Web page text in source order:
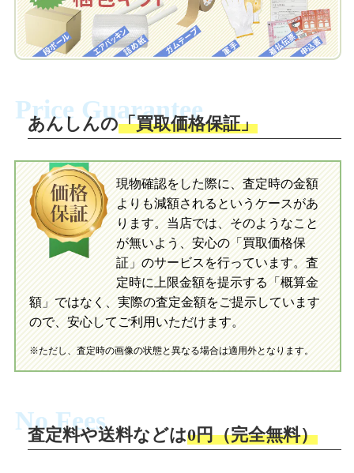
ブライス CWC限定 マラベルメロディ/ネオブライス ベリーヴィ
ッキー/ネオブライス CWC限定シンプリータンプティタンプ/ネオ
ブライス ボヘミアンピース/ネオブライス ニッキーラッド/ネオブ
ル キスミートゥルー/ネオブライス CWC限定 ラブアンドモア/ネ
オブライス CWC限定 ディアレレガール/ネオブライス シンプリ
ショップ限定ノスタルジックポップ/ネオブライス CWC限定 タ
ルト＆ティ/ネオブライス カシオペアスパイス
【２０１１年】
ネオブライス CWC限定ネオブライス B2・HOLiC～ビーツゥホリ
ック～/ネオブライス ミャウジーワウジー/ネオブライス ボーダ
ースピリット/CWC限定ネオブライス ホシノナミダヒメ/ネオブ
ライス プティデジュネシャンゼリゼ/ネオブライス CWC限定 テ
ンハッピーメモリーズ/ネオブライス フィービーメイビー/ネオブ
ライス CWC限定 ストロベリーアンドクリーミーキュート/ネオ
ブライス CWC限定 スノウフレークソナタ/ネオブライス ラズベ
ネオブライス シンプリーラブミー/ネオブライス ユニバーシテ
ィオブラブ/ネオブライス 綾波レイ ミーツ ブライス -ホワイトラ
イト-/ネオブライス スローニーム/ネオブライス シンプリーデ
自宅でおもちゃを発送・梱包
梱包キットに同封する発送ガイドの手順
送。当店へ無料で発送いただけます。
入金完了
当店に査定したおもちゃがご到着後、ご
指定の口座に即日入金可能です。
買取の流れ 写真の撮影方法
自宅でおもちゃを発送・梱包
ださい。お電話にて集荷依頼を行い発
送。当店へ無料で発送いただけます。
当店に査定したおもちゃがご到着後、ご
指定の口座に即日入金可能です。
初めての方へ LINE査定の流れ 写真の撮影方法
Price Guarantee
あんしんの「買取価格保証」
現物確認をした際に、査定時の金額
よりも減額されるというケースがあ
ります。当店では、そのようなこと
が無いよう、安心の「買取価格保
証」のサービスを行っています。査
定時に上限金額を提示する「概算金
額」ではなく、実際の査定金額をご提示しています
ので、安心してご利用いただけます。
※ただし、査定時の画像の状態と異なる場合は適用外となります。
No Fees
査定料や送料などは0円（完全無料）